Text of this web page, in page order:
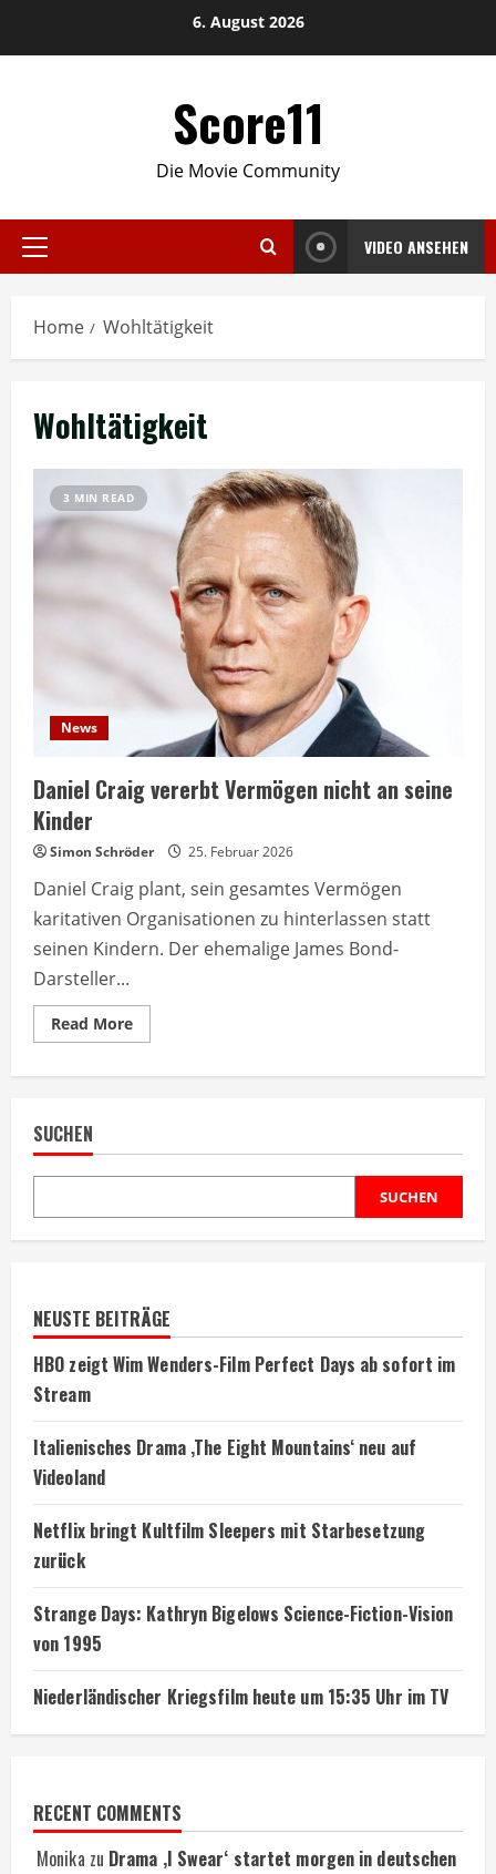
6. August 2026
Score11
Die Movie Community
Primary
VIDEO ANSEHEN
Home Wohltätigkeit
Wohltätigkeit
3 MIN READ
News
Daniel Craig vererbt Vermögen nicht an seine
Kinder
Simon Schröder 25. Februar 2026
Daniel Craig plant, sein gesamtes Vermögen
karitativen Organisationen zu hinterlassen statt
seinen Kindern. Der ehemalige James Bond-
Darsteller...
Read MoreRead
more
seine
Kinder
SUCHEN
SUCHEN
NEUSTE BEITRÄGE
HBO zeigt Wim Wenders-Film Perfect Days ab sofort im
Stream
Italienisches Drama ‚The Eight Mountains‘ neu auf
Videoland
Netflix bringt Kultfilm Sleepers mit Starbesetzung
zurück
Strange Days: Kathryn Bigelows Science-Fiction-Vision
von 1995
Niederländischer Kriegsfilm heute um 15:35 Uhr im TV
RECENT COMMENTS
Monika zu Drama ‚I Swear‘ startet morgen in deutschen